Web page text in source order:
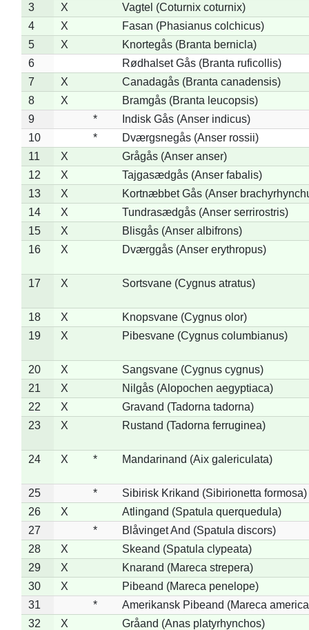
3
X
Vagtel (Coturnix coturnix)
4
X
Fasan (Phasianus colchicus)
5
X
Knortegås (Branta bernicla)
6
Rødhalset Gås (Branta ruficollis)
7
X
Canadagås (Branta canadensis)
8
X
Bramgås (Branta leucopsis)
9
*
Indisk Gås (Anser indicus)
10
*
Dværgsnegås (Anser rossii)
11
X
Grågås (Anser anser)
12
X
Tajgasædgås (Anser fabalis)
13
X
Kortnæbbet Gås (Anser
14
X
Tundrasædgås (Anser serrirostris)
15
X
Blisgås (Anser albifrons)
16
X Dværggås (Anser erythropus)
17 X Sortsvane (Cygnus atratus)
18 X
Knopsvane (Cygnus olor)
19
X Pibesvane (Cygnus columbianus)
20 X
Sangsvane (Cygnus cygnus)
21
X
Nilgås (Alopochen aegyptiaca)
22
X
Gravand (Tadorna tadorna)
23
X Rustand (Tadorna ferruginea)
24 X * Mandarinand (Aix galericulata)
25 *
Sibirisk Krikand (Sibirionetta formosa)
26
X
Atlingand (Spatula querquedula)
27
*
Blåvinget And (Spatula discors)
28
X
Skeand (Spatula clypeata)
29
X
Knarand (Mareca strepera)
30
X
Pibeand (Mareca penelope)
31
*
Amerikansk Pibeand (Mareca
32
X
Gråand (Anas platyrhynchos)